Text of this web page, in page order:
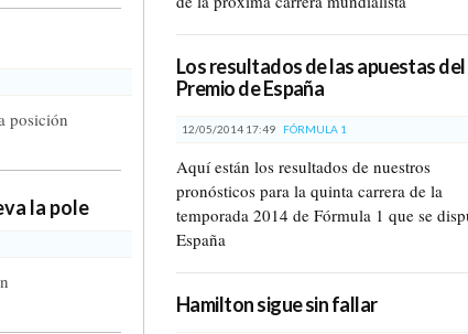
posición
la pole
Los resultados de las apuestas del
Premio de España
12/05/2014 17:49 FÓRMULA 1
Aquí están los resultados de nuestros
pronósticos para la quinta carrera de la
temporada 2014 de Fórmula 1 que se
España
Hamilton sigue sin fallar